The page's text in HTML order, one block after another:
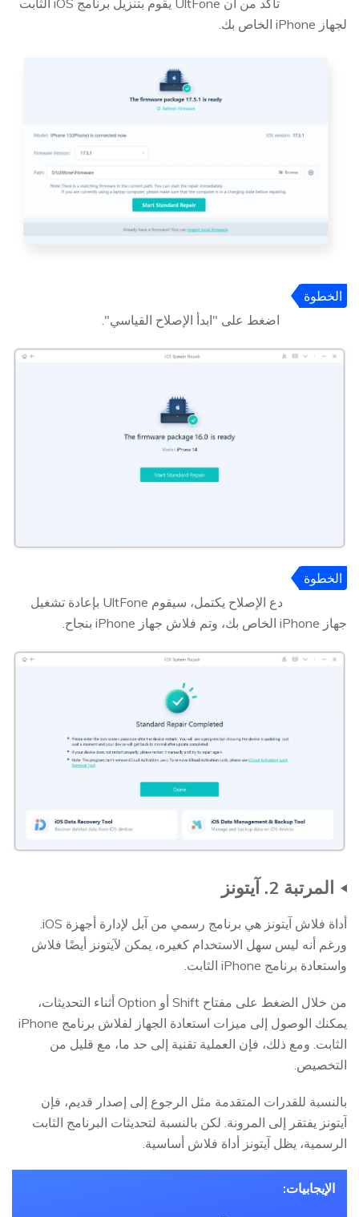
تأكد من أن UltFone يقوم بتنزيل برنامج iOS الثابت
لجهاز iPhone الخاص بك.
الخطوة
اضغط على "ابدأ الإصلاح القياسي".
الخطوة
دع الإصلاح يكتمل، سيقوم UltFone بإعادة تشغيل
جهاز iPhone الخاص بك، وتم فلاش جهاز iPhone بنجاح.
المرتبة 2. آيتونز
أداة فلاش آيتونز هي برنامج رسمي من آبل لإدارة أجهزة iOS.
ورغم أنه ليس سهل الاستخدام كغيره، يمكن لآيتونز أيضًا فلاش
واستعادة برنامج iPhone الثابت.
من خلال الضغط على مفتاح Shift أو Option أثناء التحديثات،
يمكنك الوصول إلى ميزات استعادة الجهاز لفلاش برنامج iPhone
الثابت. ومع ذلك، فإن العملية تقنية إلى حد ما، مع قليل من
التخصيص.
بالنسبة للقدرات المتقدمة مثل الرجوع إلى إصدار قديم، فإن
آيتونز يفتقر إلى المرونة. لكن بالنسبة لتحديثات البرنامج الثابت
الرسمية، يظل آيتونز أداة فلاش أساسية.
الإيجابيات: